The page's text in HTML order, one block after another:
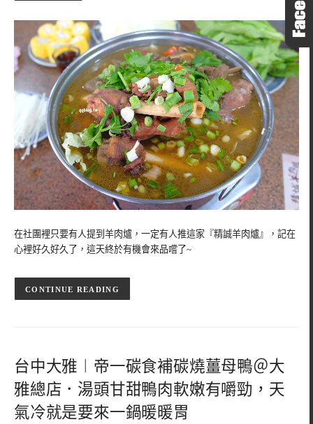
在社團裡只要有人提到羊肉爐，一定有人推這家『精誠羊肉爐』，記在
心裡好久好久了，這天終於有機會來品嚐了~
CONTINUE READING
台中大雅︱帝一碳食補碳燒薑母鴨＠大
雅總店．湯頭甘甜鴨肉軟嫩有嚼勁，天
氣冷就是要來一鍋暖暖胃